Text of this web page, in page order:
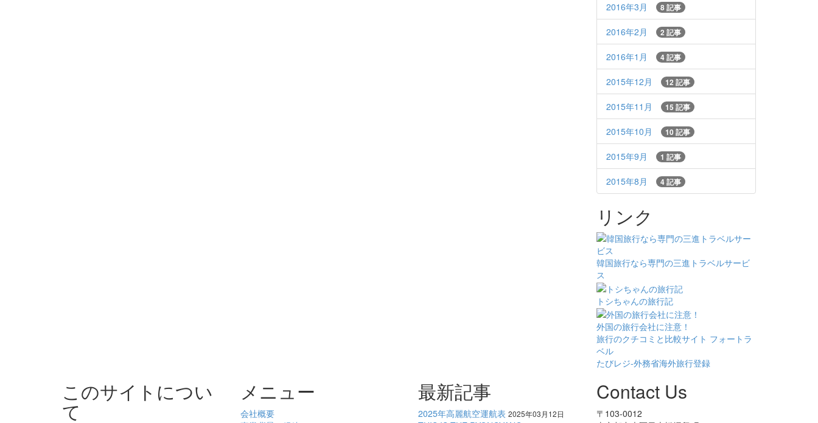
2016年3月 8 記事
2016年2月 2 記事
2016年1月 4 記事
2015年12月 12 記事
2015年11月 15 記事
2015年10月 10 記事
2015年9月 1 記事
2015年8月 4 記事
リンク
韓国旅行なら専門の三進トラベルサービ
ス
トシちゃんの旅行記
外国の旅行会社に注意！
旅行のクチコミと比較サイト フォートラ
ベル
たびレジ-外務省海外旅行登録
このサイトについ
て
メニュー
会社概要
最新記事
2025年高麗航空運航表 2025年03月12日
Contact Us
〒103-0012